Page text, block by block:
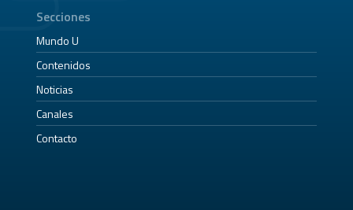
Secciones
Mundo U
Contenidos
Noticias
Canales
Contacto